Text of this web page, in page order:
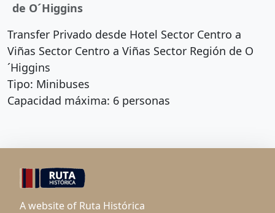
de O´Higgins
Transfer Privado desde Hotel Sector Centro a
Viñas Sector Centro a Viñas Sector Región de O
´Higgins
Tipo: Minibuses
Capacidad máxima: 6 personas
A website of Ruta Histórica